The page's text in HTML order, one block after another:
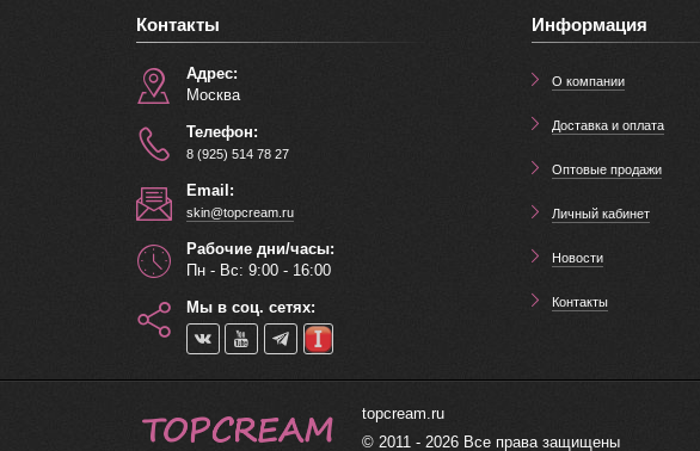
Контакты
Адрес:
Москва
Телефон:
8 (925) 514 78 27
Email:
skin@topcream.ru
Рабочие дни/часы:
Пн - Вс: 9:00 - 16:00
Мы в соц. сетях:
Информация
О компании
Доставка и оплата
Оптовые продажи
Личный кабинет
Новости
Контакты
topcream.ru
© 2011 - 2026 Все права защищены